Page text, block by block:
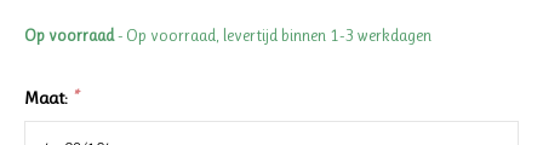
Op voorraad- Op voorraad, levertijd binnen 1-3 werkdagen
Maat: *